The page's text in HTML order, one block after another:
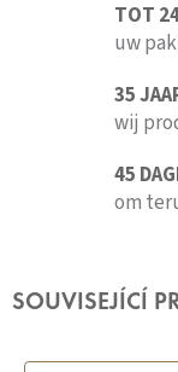
TOT
uw
35
wij
45
om
SOUVISEJÍCÍ